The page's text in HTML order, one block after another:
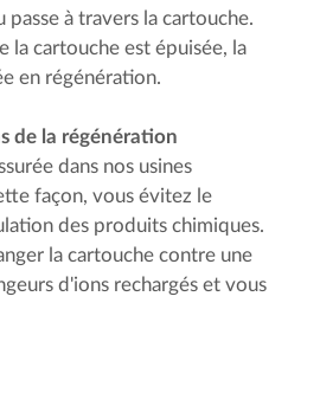
à travers la cartouche.
la cartouche est épuisée, la
en régénération.
de la régénération
dans nos usines
façon, vous évitez le
des produits chimiques.
la cartouche contre une
d'ions rechargés et vous